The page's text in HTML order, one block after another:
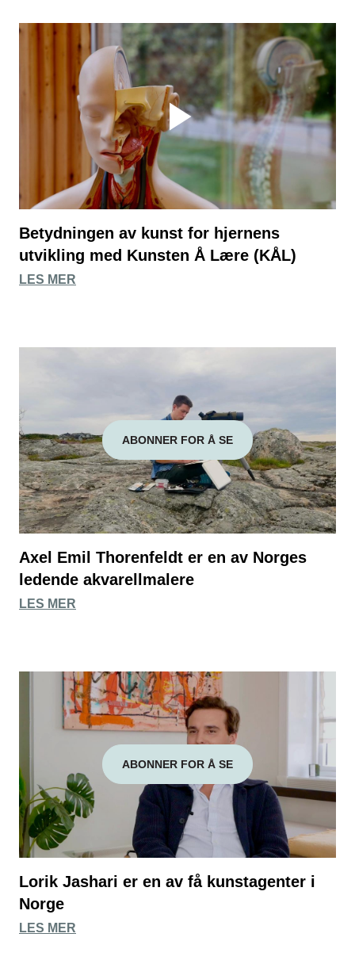
Betydningen av kunst for hjernens
utvikling med Kunsten Å Lære (KÅL)
LES MER
ABONNER FOR Å SE
Axel Emil Thorenfeldt er en av Norges
ledende akvarellmalere
LES MER
ABONNER FOR Å SE
Lorik Jashari er en av få kunstagenter i
Norge
LES MER